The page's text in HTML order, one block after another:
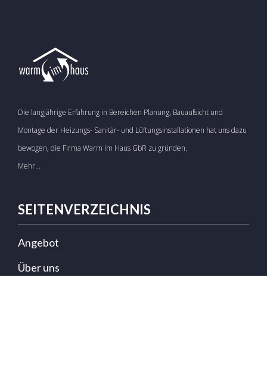
Die langjährige Erfahrung in Bereichen Planung, Bauaufsicht und
Montage der Heizungs- Sanitär- und Lüftungsinstallationen hat uns dazu
bewogen, die Firma Warm im Haus GbR zu gründen.
Mehr…
SEITENVERZEICHNIS
Angebot
Über uns